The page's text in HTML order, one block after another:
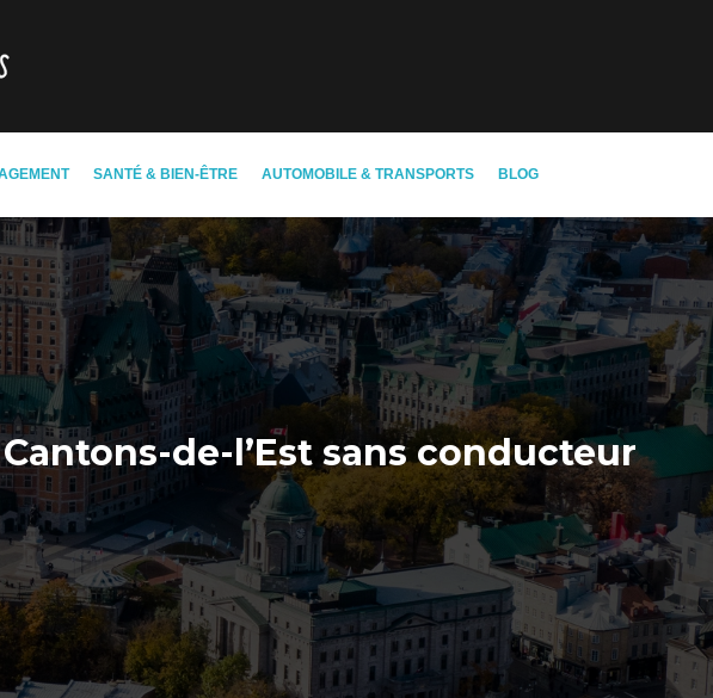
SANTÉ & BIEN-ÊTRE AUTOMOBILE & TRANSPORTS BLOG
de-l’Est sans conducteur